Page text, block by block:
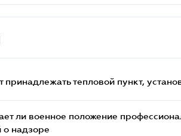
принадлежать тепловой пункт,
ли военное положение
о надзоре